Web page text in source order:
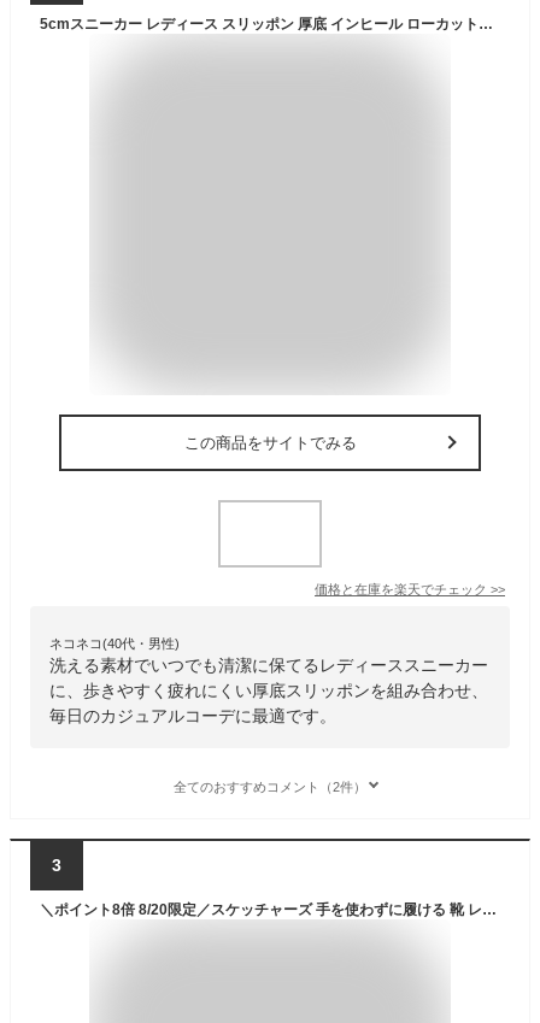
5cmスニーカー レディース スリッポン 厚底 インヒール ローカットおしゃれ かわいい 疲れない ランニング シューズ 初心者 おすすめ 靴 歩きやすい 白 黒 大きいサイズ ジム ウォーキング スポーツ 洗える
この商品をサイトでみる
価格と在庫を楽天でチェック >>
ネコネコ(40代・男性)
洗える素材でいつでも清潔に保てるレディーススニーカー
に、歩きやすく疲れにくい厚底スリッポンを組み合わせ、
毎日のカジュアルコーデに最適です。
全てのおすすめコメント（2件）
3
＼ポイント8倍 8/20限定／スケッチャーズ 手を使わずに履ける 靴 レディース スリップインズ スニーカー ハンズフリー スリッポン ワイドフィット 黒 カジュアルシューズ ブラック/ホワイト ローカット 洗濯機で洗える SKECHERS 149937W 送料無料 最強翌日配送 evid